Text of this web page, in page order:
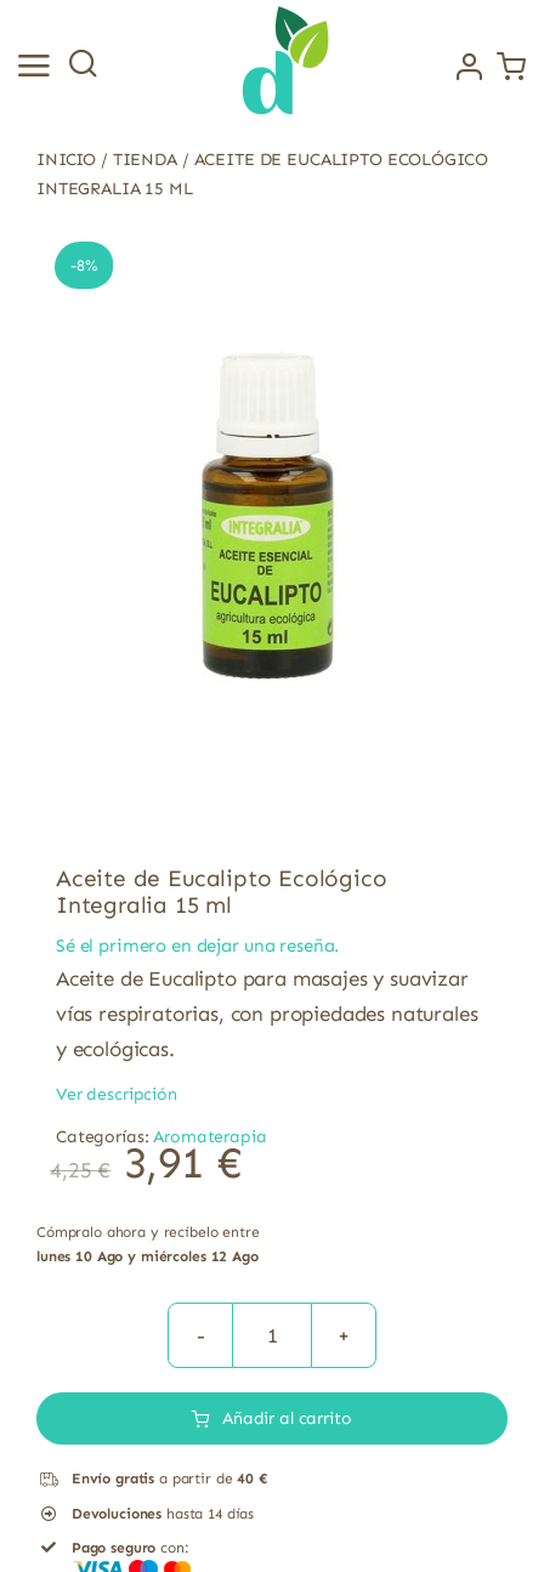
contenido
INICIO / TIENDA/ ACEITE DE EUCALIPTO ECOLÓGICO
INTEGRALIA 15 ML
-8%
Aceite de Eucalipto Ecológico
Integralia 15 ml
Sé el primero en dejar una reseña.
Aceite de Eucalipto para masajes y suavizar
vías respiratorias, con propiedades naturales
y ecológicas.
Ver descripción
Categorías:Aromaterapia
4,25€ 3,91 €
Cómpralo ahora y recíbelo entre
lunes 10 Ago y miércoles 12 Ago
Aceite
Eucalipto
Añadir al carrito
Envío gratis a partir de40 €
Devoluciones hasta 14 días
Pago seguro con: